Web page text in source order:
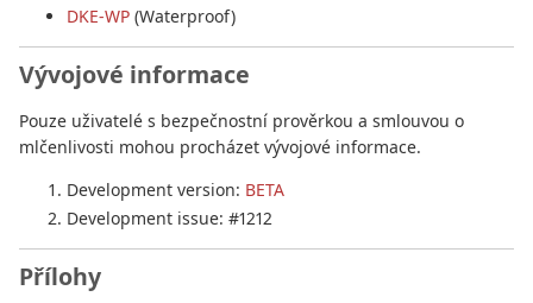
DKE-WP (Waterproof)
Vývojové informace
Pouze uživatelé s bezpečnostní prověrkou a smlouvou o
mlčenlivosti mohou procházet vývojové informace.
Development version: BETA
Development issue: #1212
Přílohy